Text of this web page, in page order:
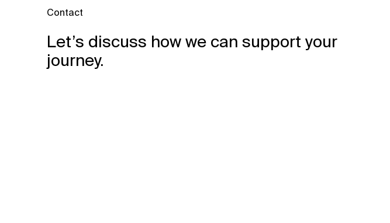
Contact
Let’s discuss how we can support your
journey.